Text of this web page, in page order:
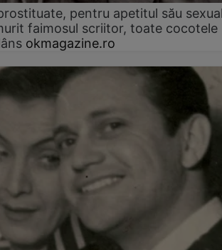
pentru apetitul său
faimosul scriitor, toate cocotele
okmagazine.ro